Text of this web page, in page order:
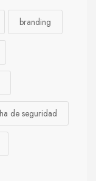
branding
de seguridad